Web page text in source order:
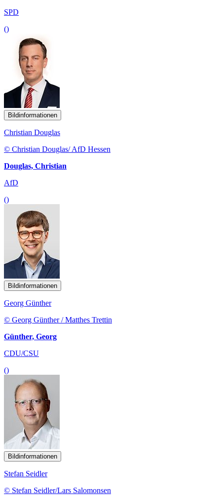
SPD
()
Bildinformationen
Christian Douglas
© Christian Douglas/ AfD Hessen
Douglas, Christian
AfD
()
Bildinformationen
Georg Günther
© Georg Günther / Matthes Trettin
Günther, Georg
CDU/CSU
()
Bildinformationen
Stefan Seidler
© Stefan Seidler/Lars Salomonsen